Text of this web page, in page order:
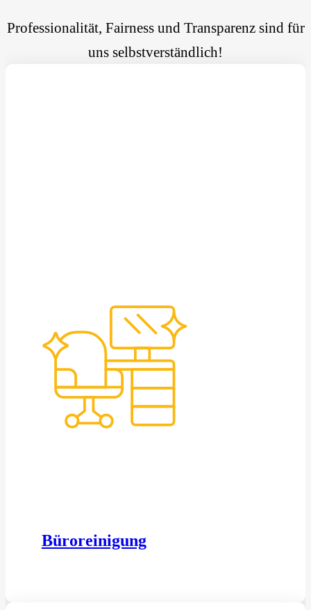
Professionalität, Fairness und Transparenz sind für
uns selbstverständlich!
Büroreinigung